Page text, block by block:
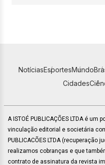
NotíciasEsportesMundo
Cidades
A ISTOÉ PUBLICAÇÕES LTDA é
vinculação editorial e societária com
PUBLICACÕES LTDA
realizamos cobranças e que
contrato de assinatura da revista